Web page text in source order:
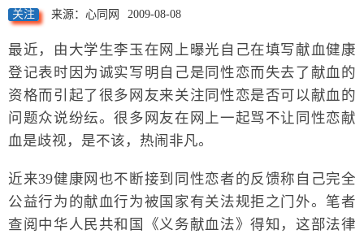
关注 来源：心同网 2009-08-08
最近，由大学生李玉在网上曝光自己在填写献血健康
登记表时因为诚实写明自己是同性恋而失去了献血的
资格而引起了很多网友来关注同性恋是否可以献血的
问题众说纷纭。很多网友在网上一起骂不让同性恋献
血是歧视，是不该，热闹非凡。
近来39健康网也不断接到同性恋者的反馈称自己完全
公益行为的献血行为被国家有关法规拒之门外。笔者
查阅中华人民共和国《义务献血法》得知，这部法律